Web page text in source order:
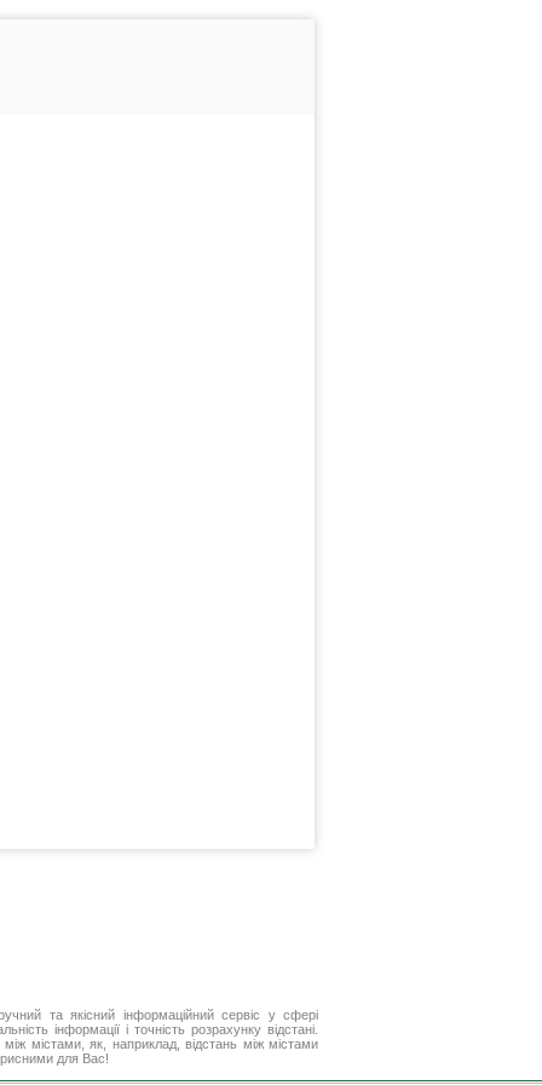
та якісний інформаційний сервіс у сфері
інформації і точність розрахунку відстані.
містами, як, наприклад, відстань між містами
для Вас!